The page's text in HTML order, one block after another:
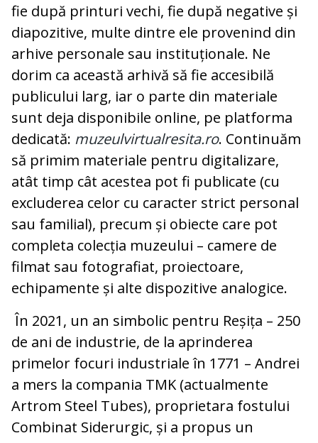
fie după printuri vechi, fie după negative și
diapozitive, multe dintre ele provenind din
arhive personale sau instituționale. Ne
dorim ca această arhivă să fie accesibilă
publicului larg, iar o parte din materiale
sunt deja disponibile online, pe platforma
dedicată: muzeulvirtualresita.ro. Continuăm
să primim materiale pentru digitalizare,
atât timp cât acestea pot fi publicate (cu
excluderea celor cu caracter strict personal
sau familial), precum și obiecte care pot
completa colecția muzeului – camere de
filmat sau fotografiat, proiectoare,
echipamente și alte dispozitive analogice.
În 2021, un an simbolic pentru Reșița – 250
de ani de industrie, de la aprinderea
primelor focuri industriale în 1771 – Andrei
a mers la compania TMK (actualmente
Artrom Steel Tubes), proprietara fostului
Combinat Siderurgic, și a propus un